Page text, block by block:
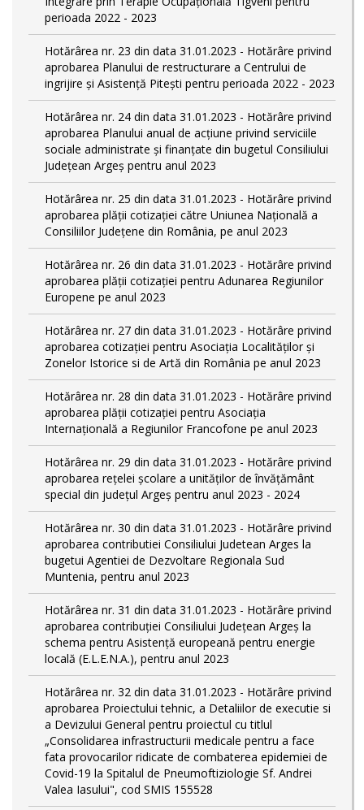
perioada 2022 - 2023
Hotărârea nr. 23 din data 31.01.2023 - Hotărâre privind
aprobarea Planului de restructurare a Centrului de
ingrijire şi Asistenţă Piteşti pentru perioada 2022 - 2023
Hotărârea nr. 24 din data 31.01.2023 - Hotărâre privind
aprobarea Planului anual de acţiune privind serviciile
sociale administrate şi finanţate din bugetul Consiliului
Judeţean Argeş pentru anul 2023
Hotărârea nr. 25 din data 31.01.2023 - Hotărâre privind
aprobarea plăţii cotizaţiei către Uniunea Naţională a
Consiliilor Judeţene din România, pe anul 2023
Hotărârea nr. 26 din data 31.01.2023 - Hotărâre privind
aprobarea plăţii cotizaţiei pentru Adunarea Regiunilor
Europene pe anul 2023
Hotărârea nr. 27 din data 31.01.2023 - Hotărâre privind
aprobarea cotizaţiei pentru Asociaţia Localităţilor şi
Zonelor Istorice si de Artă din România pe anul 2023
Hotărârea nr. 28 din data 31.01.2023 - Hotărâre privind
aprobarea plăţii cotizaţiei pentru Asociaţia
Internaţională a Regiunilor Francofone pe anul 2023
Hotărârea nr. 29 din data 31.01.2023 - Hotărâre privind
aprobarea reţelei şcolare a unităţilor de învăţământ
special din judeţul Argeş pentru anul 2023 - 2024
Hotărârea nr. 30 din data 31.01.2023 - Hotărâre privind
aprobarea contributiei Consiliului Judetean Arges la
bugetui Agentiei de Dezvoltare Regionala Sud
Muntenia, pentru anul 2023
Hotărârea nr. 31 din data 31.01.2023 - Hotărâre privind
aprobarea contribuției Consiliului Județean Argeș la
schema pentru Asistență europeană pentru energie
locală (E.L.E.N.A.), pentru anul 2023
Hotărârea nr. 32 din data 31.01.2023 - Hotărâre privind
aprobarea Proiectului tehnic, a Detaliilor de executie si
a Devizului General pentru proiectul cu titlul
„Consolidarea infrastructurii medicale pentru a face
fata provocarilor ridicate de combaterea epidemiei de
Covid-19 la Spitalul de Pneumoftiziologie Sf. Andrei
Valea Iasului", cod SMIS 155528